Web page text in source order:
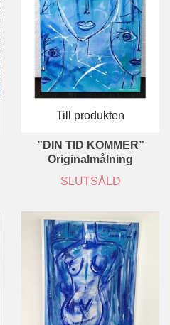
Till produkten
”DIN TID KOMMER”
Originalmålning
SLUTSÅLD